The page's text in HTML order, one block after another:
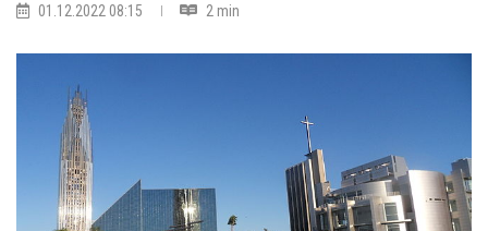
01.12.2022 08:15 2 min